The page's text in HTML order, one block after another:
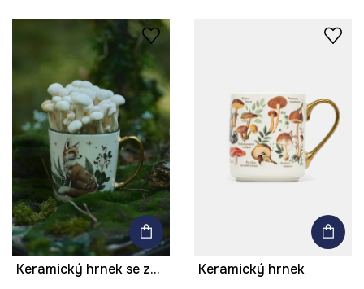
Keramický hrnek se zvířecím motivem
Keramický hrnek